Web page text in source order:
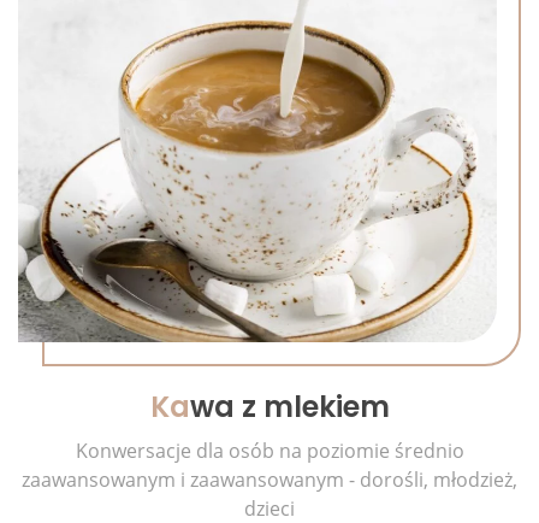
Kawa z mlekiem
Konwersacje dla osób na poziomie średnio
zaawansowanym i zaawansowanym - dorośli, młodzież,
dzieci